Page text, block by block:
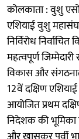
कोलकाता : वुशु
एशियाई वुशु
निर्विरोध
महत्वपूर्ण
विकास और
12वें दक्षिण
आयोजित प्रथम
निदेशक की